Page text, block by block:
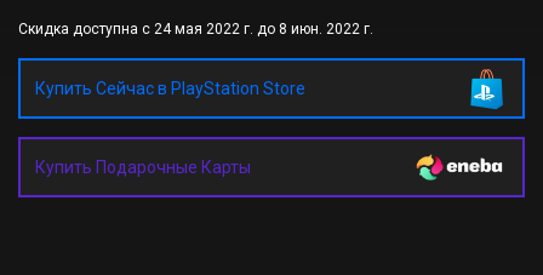
Скидка доступна с 24 мая 2022 г. до 8 июн. 2022 г.
Купить Сейчас в PlayStation Store
Купить Подарочные Карты